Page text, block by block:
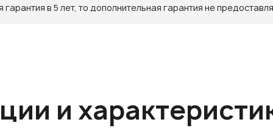
гарантия в 5 лет, то дополнительная гарантия не
и